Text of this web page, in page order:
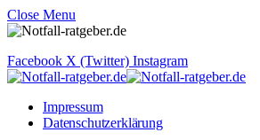
Close Menu
Facebook X (Twitter) Instagram
Impressum
Datenschutzerklärung